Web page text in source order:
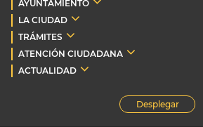
AYUNTAMIENTO
LA CIUDAD
TRÁMITES
ATENCIÓN CIUDADANA
ACTUALIDAD
Desplegar